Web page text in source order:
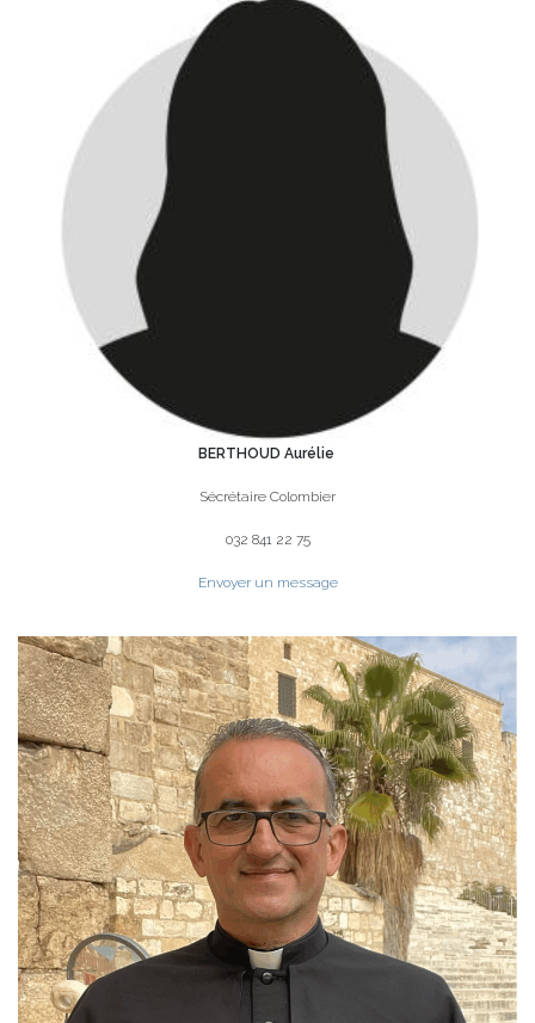
BERTHOUD Aurélie
Sécrétaire Colombier
032 841 22 75
Envoyer un message